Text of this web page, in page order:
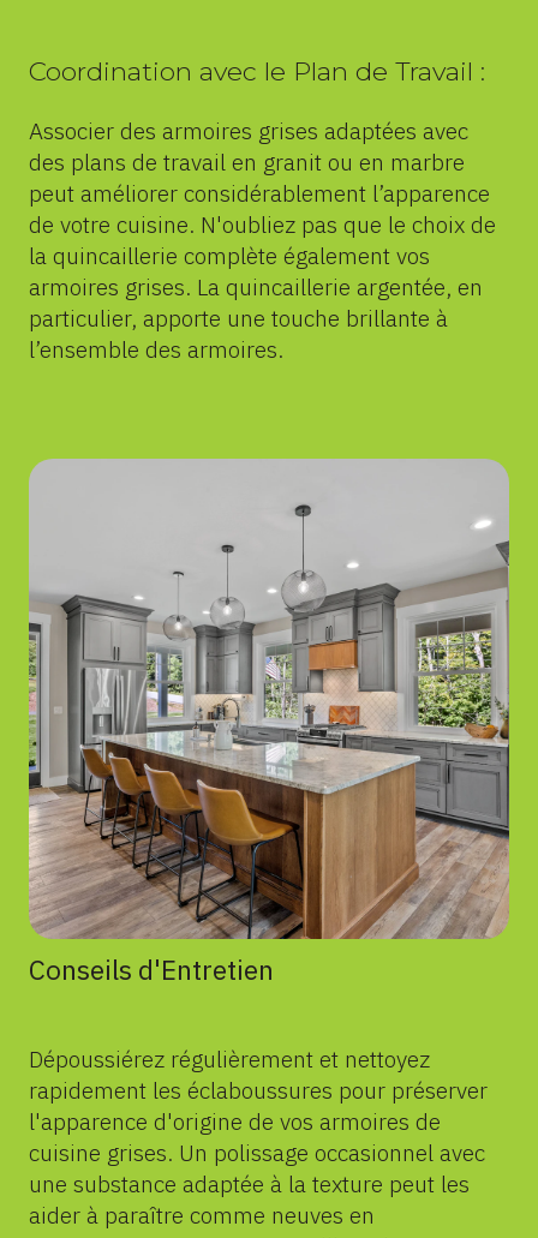
Coordination avec le Plan de Travail :
Associer des armoires grises adaptées avec
des plans de travail en granit ou en marbre
peut améliorer considérablement l’apparence
de votre cuisine. N'oubliez pas que le choix de
la quincaillerie complète également vos
armoires grises. La quincaillerie argentée, en
particulier, apporte une touche brillante à
l’ensemble des armoires.
Conseils d'Entretien
Dépoussiérez régulièrement et nettoyez
rapidement les éclaboussures pour préserver
l'apparence d'origine de vos armoires de
cuisine grises. Un polissage occasionnel avec
une substance adaptée à la texture peut les
aider à paraître comme neuves en